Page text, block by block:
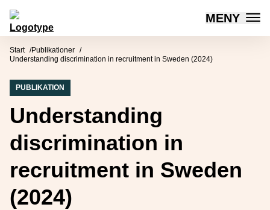
Hoppa till innehåll
Mötesplatsen Social Innovation MENY
Start
Publikationer
Understanding discrimination in recruitment in Sweden (2024)
PUBLIKATION
Understanding
discrimination in
recruitment in Sweden
(2024)